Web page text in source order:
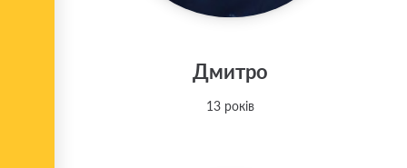
Дмитро
13 років